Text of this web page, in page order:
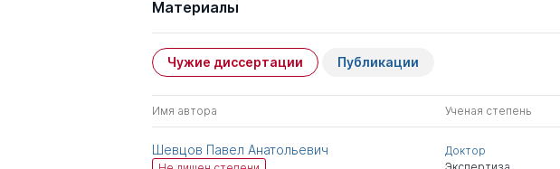
Материалы
Чужие диссертации Публикации
Имя автора Ученая степень
Шевцов Павел Анатольевич
Доктор